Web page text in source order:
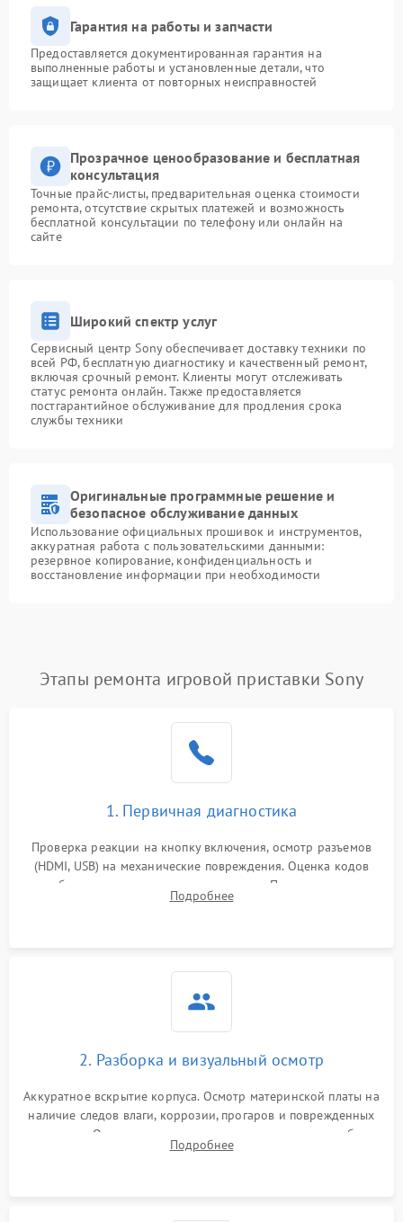
Гарантия на работы и запчасти
Предоставляется документированная гарантия на
выполненные работы и установленные детали, что
защищает клиента от повторных неисправностей
Прозрачное ценообразование и бесплатная
консультация
Точные прайс-листы, предварительная оценка стоимости
ремонта, отсутствие скрытых платежей и возможность
бесплатной консультации по телефону или онлайн на
сайте
Широкий спектр услуг
Сервисный центр Sony обеспечивает доставку техники по
всей РФ, бесплатную диагностику и качественный ремонт,
включая срочный ремонт. Клиенты могут отслеживать
статус ремонта онлайн. Также предоставляется
постгарантийное обслуживание для продления срока
службы техники
Оригинальные программные решение и
безопасное обслуживание данных
Использование официальных прошивок и инструментов,
аккуратная работа с пользовательскими данными:
резервное копирование, конфиденциальность и
восстановление информации при необходимости
Этапы ремонта игровой приставки Sony
1. Первичная диагностика
Проверка реакции на кнопку включения, осмотр разъемов
(HDMI, USB) на механические повреждения. Оценка кодов
ошибок на экране или по индикаторам. Проверка чтения
дисков, работы геймпадов и наличия гарантийных пломб.
Подробнее
2. Разборка и визуальный осмотр
Аккуратное вскрытие корпуса. Осмотр материнской платы на
наличие следов влаги, коррозии, прогаров и поврежденных
элементов. Оценка состояния системы охлаждения, турбины
кулера и степени загрязнения радиатора пылью.
Подробнее